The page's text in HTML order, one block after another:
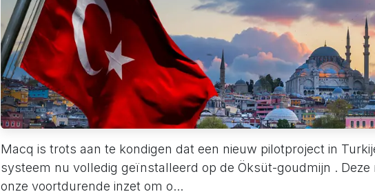
Macq is trots aan te kondigen dat een nieuw pilotproject in
systeem nu volledig geïnstalleerd op de Öksüt-goudmijn .
onze voortdurende inzet om o...